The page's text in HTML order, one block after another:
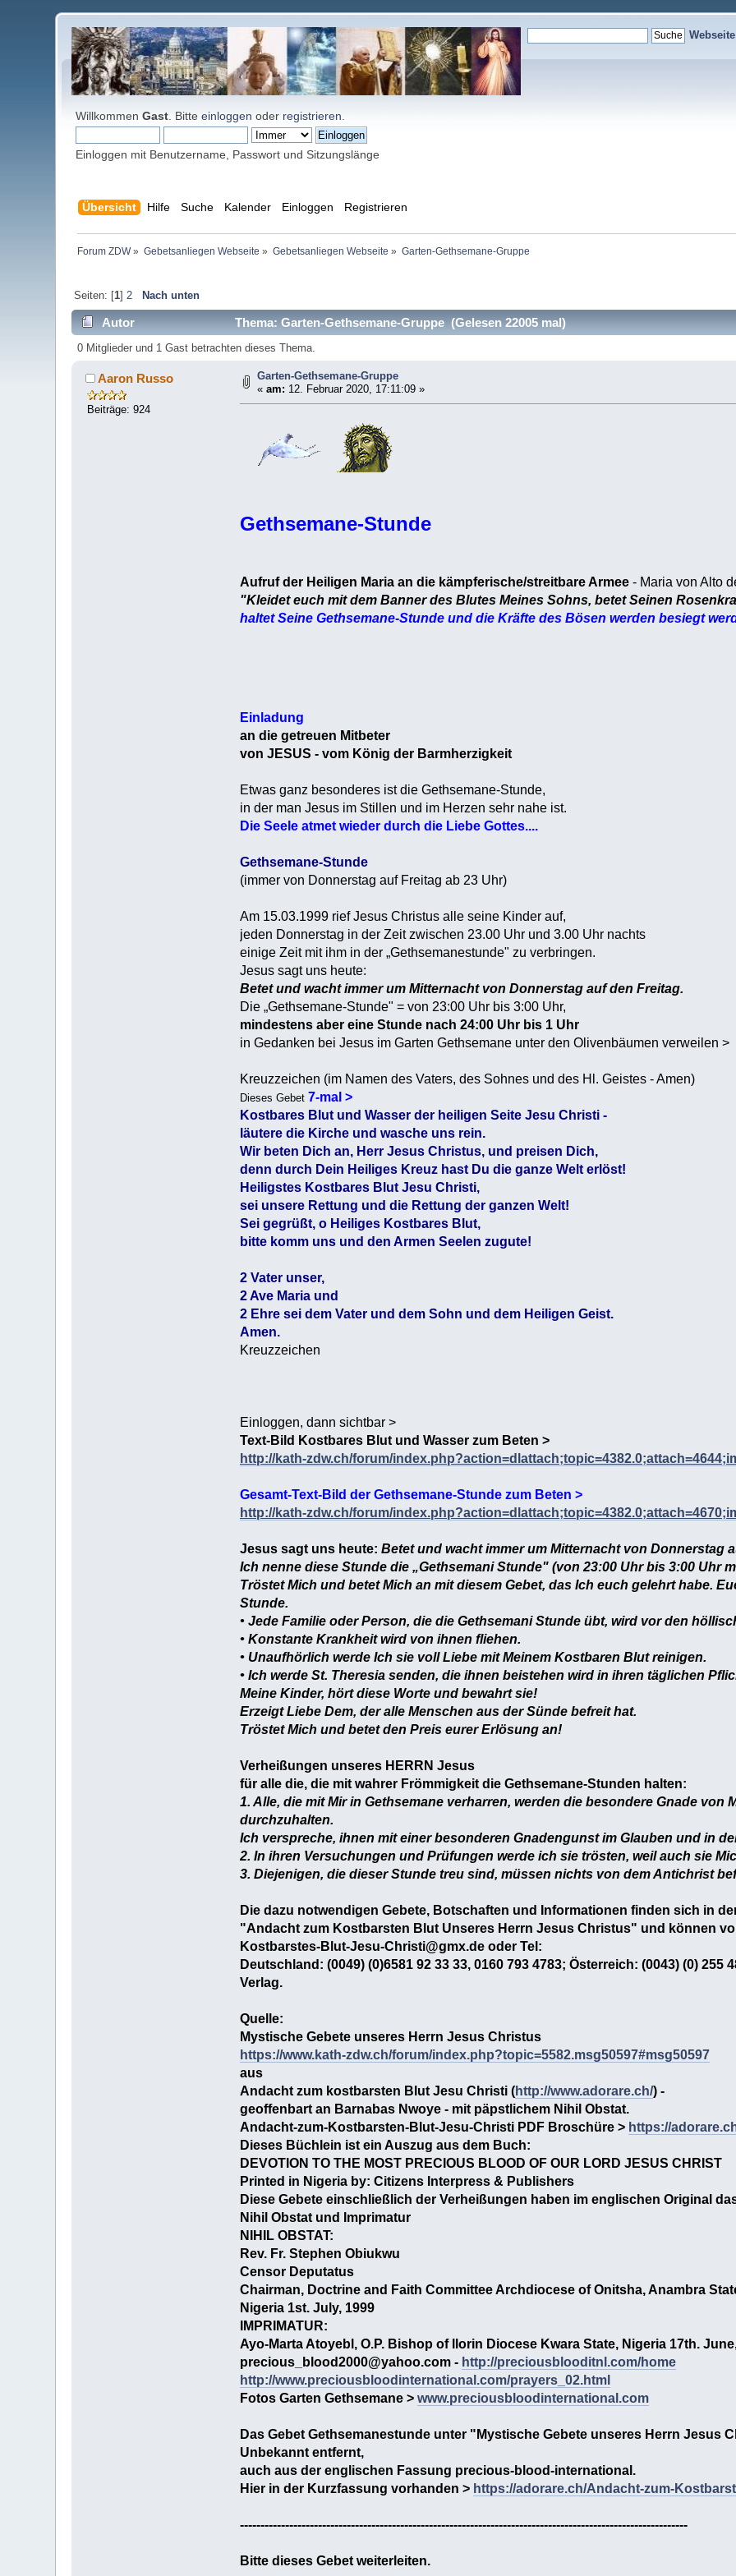
WillkommenGast . Bitteeinloggen oder registrieren
Einloggen mit Benutzername, Passwort und Sitzungslänge
Übersicht Hilfe Suche Kalender Einloggen Registrieren
Forum ZDW» Gebetsanliegen Webseite » Gebetsanliegen Webseite » Garten-Gethsemane-Gruppe
Seiten: [1] 2 Nach unten
Autor Thema: Garten-Gethsemane-Gruppe (Gelesen 22005 mal)
0 Mitglieder und 1 Gast betrachten dieses Thema.
Aaron Russo
Beiträge: 924
Garten-Gethsemane-Gruppe
«am: 12. Februar 2020, 17:11:09 »
Gethsemane-Stunde
Aufruf der Heiligen Maria an die kämpferische/streitbare Armee - Maria von Alto
"Kleidet euch mit dem Banner des Blutes Meines Sohns, betet Seinen
haltet Seine Gethsemane-Stunde und die Kräfte des Bösen werden besiegt
Einladung
an die getreuen Mitbeter
von JESUS - vom König der Barmherzigkeit
Etwas ganz besonderes ist die Gethsemane-Stunde,
in der man Jesus im Stillen und im Herzen sehr nahe ist.
Die Seele atmet wieder durch die Liebe Gottes....
Gethsemane-Stunde
(immer von Donnerstag auf Freitag ab 23 Uhr)
Am 15.03.1999 rief Jesus Christus alle seine Kinder auf,
jeden Donnerstag in der Zeit zwischen 23.00 Uhr und 3.00 Uhr nachts
einige Zeit mit ihm in der „Gethsemanestunde" zu verbringen.
Jesus sagt uns heute:
Betet und wacht immer um Mitternacht von Donnerstag auf den Freitag.
Die „Gethsemane-Stunde" = von 23:00 Uhr bis 3:00 Uhr,
mindestens aber eine Stunde nach 24:00 Uhr bis 1 Uhr
in Gedanken bei Jesus im Garten Gethsemane unter den Olivenbäumen verweilen >
Kreuzzeichen (im Namen des Vaters, des Sohnes und des Hl. Geistes - Amen)
Dieses Gebet 7-mal >
Kostbares Blut und Wasser der heiligen Seite Jesu Christi -
läutere die Kirche und wasche uns rein.
Wir beten Dich an, Herr Jesus Christus, und preisen Dich,
denn durch Dein Heiliges Kreuz hast Du die ganze Welt erlöst!
Heiligstes Kostbares Blut Jesu Christi,
sei unsere Rettung und die Rettung der ganzen Welt!
Sei gegrüßt, o Heiliges Kostbares Blut,
bitte komm uns und den Armen Seelen zugute!
2 Vater unser,
2 Ave Maria und
2 Ehre sei dem Vater und dem Sohn und dem Heiligen Geist.
Amen.
Kreuzzeichen
Einloggen, dann sichtbar >
Text-Bild Kostbares Blut und Wasser zum Beten >
http://kath-zdw.ch/forum/
Gesamt-Text-Bild der Gethsemane-Stunde zum Beten >
http://kath-zdw.ch/forum/
Jesus sagt uns heute: Betet und wacht immer um Mitternacht von Donnerstag
Ich nenne diese Stunde die „Gethsemani Stunde" (von 23:00 Uhr bis 3:00 Uhr
Tröstet Mich und betet Mich an mit diesem Gebet, das Ich euch gelehrt habe.
Stunde.
• Jede Familie oder Person, die die Gethsemani Stunde übt, wird vor den
• Konstante Krankheit wird von ihnen fliehen.
• Unaufhörlich werde Ich sie voll Liebe mit Meinem Kostbaren Blut reinigen.
• Ich werde St. Theresia senden, die ihnen beistehen wird in ihren täglichen
Meine Kinder, hört diese Worte und bewahrt sie!
Erzeigt Liebe Dem, der alle Menschen aus der Sünde befreit hat.
Tröstet Mich und betet den Preis eurer Erlösung an!
Verheißungen unseres HERRN Jesus
für alle die, die mit wahrer Frömmigkeit die Gethsemane-Stunden halten:
1. Alle, die mit Mir in Gethsemane verharren, werden die besondere Gnade von
durchzuhalten.
Ich verspreche, ihnen mit einer besonderen Gnadengunst im Glauben und in
2. In ihren Versuchungen und Prüfungen werde ich sie trösten, weil auch sie
3. Diejenigen, die dieser Stunde treu sind, müssen nichts von dem Antichrist
Die dazu notwendigen Gebete, Botschaften und Informationen finden sich in
"Andacht zum Kostbarsten Blut Unseres Herrn Jesus Christus" und können
Kostbarstes-Blut-Jesu-Christi@gmx.de oder Tel:
Deutschland: (0049) (0)6581 92 33 33, 0160 793 4783; Österreich: (0043) (0)
Verlag.
Quelle:
Mystische Gebete unseres Herrn Jesus Christus
https://www.kath-zdw.ch/forum/index.php?topic=5582.msg50597#msg50597
aus
Andacht zum kostbarsten Blut Jesu Christi (http://www.adorare.ch/) -
geoffenbart an Barnabas Nwoye - mit päpstlichem Nihil Obstat.
Andacht-zum-Kostbarsten-Blut-Jesu-Christi PDF Broschüre > https://
Dieses Büchlein ist ein Auszug aus dem Buch:
DEVOTION TO THE MOST PRECIOUS BLOOD OF OUR LORD JESUS CHRIST
Printed in Nigeria by: Citizens Interpress & Publishers
Diese Gebete einschließlich der Verheißungen haben im englischen Original
Nihil Obstat und Imprimatur
NIHIL OBSTAT:
Rev. Fr. Stephen Obiukwu
Censor Deputatus
Chairman, Doctrine and Faith Committee Archdiocese of Onitsha, Anambra
Nigeria 1st. July, 1999
IMPRIMATUR:
Ayo-Marta Atoyebl, O.P. Bishop of llorin Diocese Kwara State, Nigeria 17th.
precious_blood2000@yahoo.com - http://preciousblooditnl.com/home
http://www.preciousbloodinternational.com/prayers_02.html
Fotos Garten Gethsemane > www.preciousbloodinternational.com
Das Gebet Gethsemanestunde unter "Mystische Gebete unseres Herrn Jesus
Unbekannt entfernt,
auch aus der englischen Fassung precious-blood-international.
Hier in der Kurzfassung vorhanden > https://adorare.ch/Andacht-zum-
-------------------------------------------------------------------------------------------------------------
Bitte dieses Gebet weiterleiten.